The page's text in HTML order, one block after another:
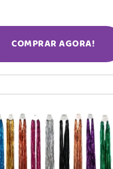
COMPRAR AGORA!